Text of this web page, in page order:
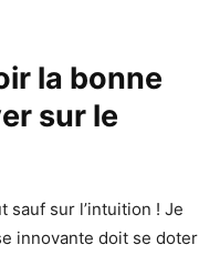
la bonne
sur le
sauf sur l’intuition ! Je
innovante doit se doter